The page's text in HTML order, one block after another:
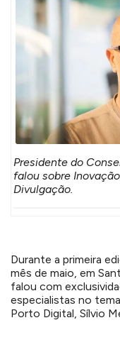
Presidente do
falou sobre
Divulgação.
Durante a primeira
mês de maio, em
falou com
especialistas no
Porto Digital, Sílvio